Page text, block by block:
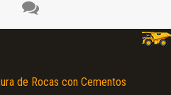
de Rocas con Cementos